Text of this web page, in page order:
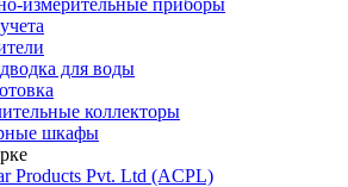
измерительные приборы
для воды
коллекторы
шкафы
Products Pvt. Ltd (ACPL)